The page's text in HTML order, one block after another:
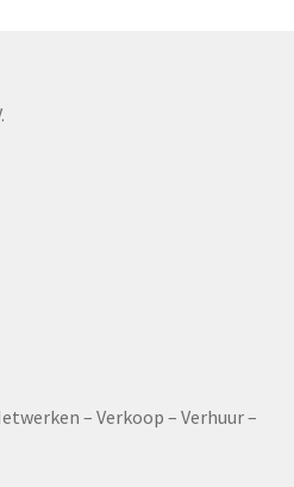
– Verkoop – Verhuur –